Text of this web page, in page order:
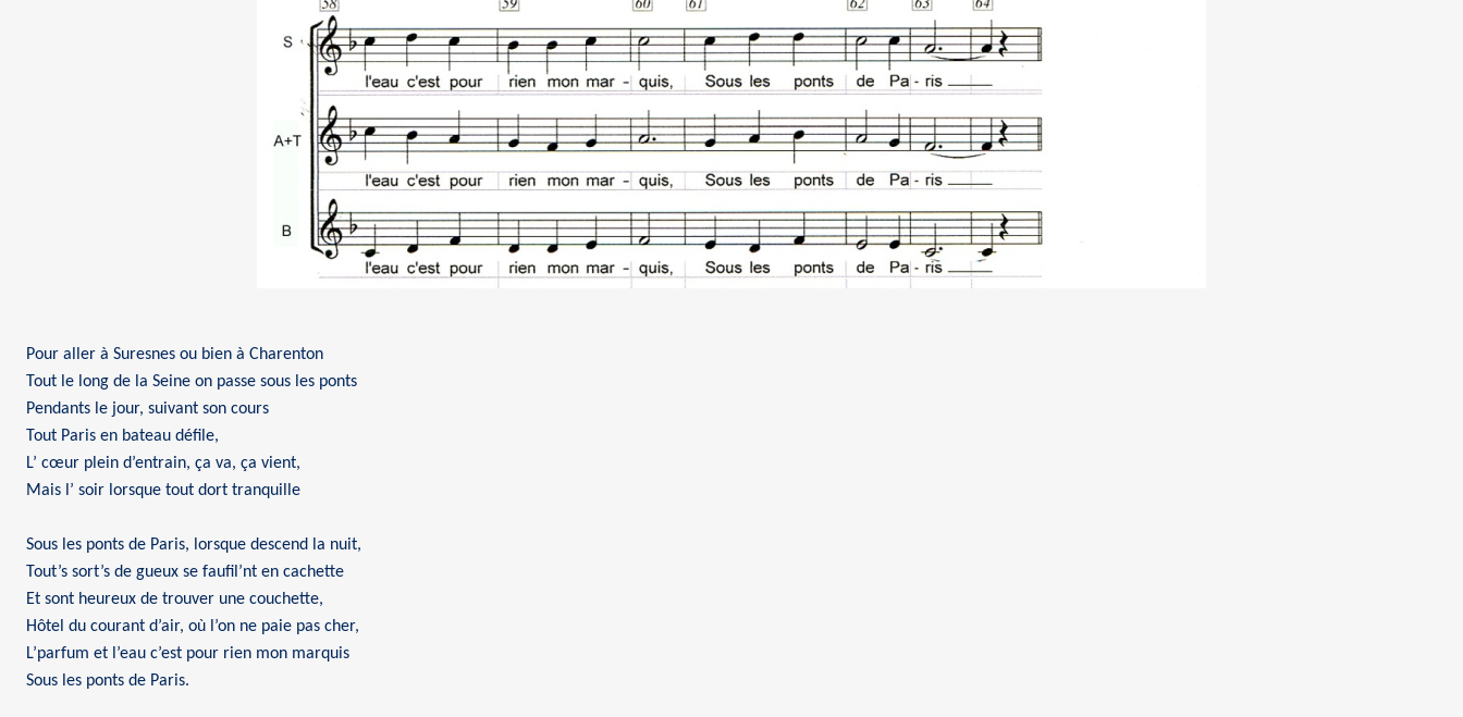
Pour aller à Suresnes ou bien à Charenton
Tout le long de la Seine on passe sous les ponts
Pendants le jour, suivant son cours
Tout Paris en bateau défile,
L’ cœur plein d’entrain, ça va, ça vient,
Mais l’ soir lorsque tout dort tranquille
Sous les ponts de Paris, lorsque descend la nuit,
Tout’s sort’s de gueux se faufil’nt en cachette
Et sont heureux de trouver une couchette,
Hôtel du courant d’air, où l’on ne paie pas cher,
L’parfum et l’eau c’est pour rien mon marquis
Sous les ponts de Paris.